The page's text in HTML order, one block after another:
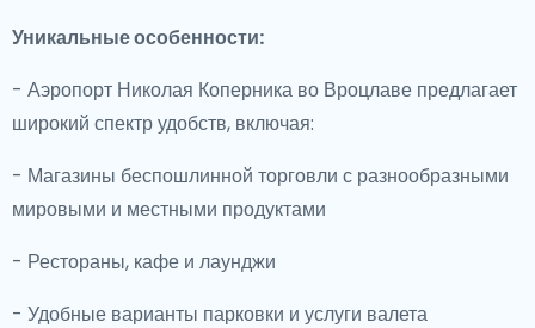
Уникальные особенности:
- Аэропорт Николая Коперника во Вроцлаве предлагает
широкий спектр удобств, включая:
- Магазины беспошлинной торговли с разнообразными
мировыми и местными продуктами
- Рестораны, кафе и лаунджи
- Удобные варианты парковки и услуги валета